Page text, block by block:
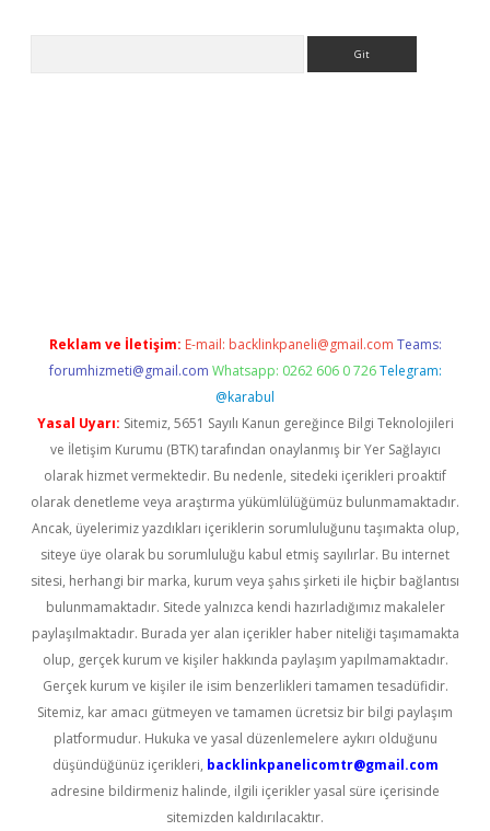
Reklam ve İletişim: E-mail: backlinkpaneli@gmail.com Teams:
forumhizmeti@gmail.com Whatsapp: 0262 606 0 726 Telegram:
@karabul
Yasal Uyarı: Sitemiz, 5651 Sayılı Kanun gereğince Bilgi Teknolojileri
ve İletişim Kurumu (BTK) tarafından onaylanmış bir Yer Sağlayıcı
olarak hizmet vermektedir. Bu nedenle, sitedeki içerikleri proaktif
olarak denetleme veya araştırma yükümlülüğümüz bulunmamaktadır.
Ancak, üyelerimiz yazdıkları içeriklerin sorumluluğunu taşımakta olup,
siteye üye olarak bu sorumluluğu kabul etmiş sayılırlar. Bu internet
sitesi, herhangi bir marka, kurum veya şahıs şirketi ile hiçbir bağlantısı
bulunmamaktadır. Sitede yalnızca kendi hazırladığımız makaleler
paylaşılmaktadır. Burada yer alan içerikler haber niteliği taşımamakta
olup, gerçek kurum ve kişiler hakkında paylaşım yapılmamaktadır.
Gerçek kurum ve kişiler ile isim benzerlikleri tamamen tesadüfidir.
Sitemiz, kar amacı gütmeyen ve tamamen ücretsiz bir bilgi paylaşım
platformudur. Hukuka ve yasal düzenlemelere aykırı olduğunu
düşündüğünüz içerikleri, backlinkpanelicomtr@gmail.com
adresine bildirmeniz halinde, ilgili içerikler yasal süre içerisinde
sitemizden kaldırılacaktır.